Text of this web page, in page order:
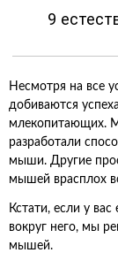
9
Несмотря на все
добиваются
млекопитающих.
разработали
мыши. Другие
мышей врасплох
Кстати, если у
вокруг него, мы
мышей.